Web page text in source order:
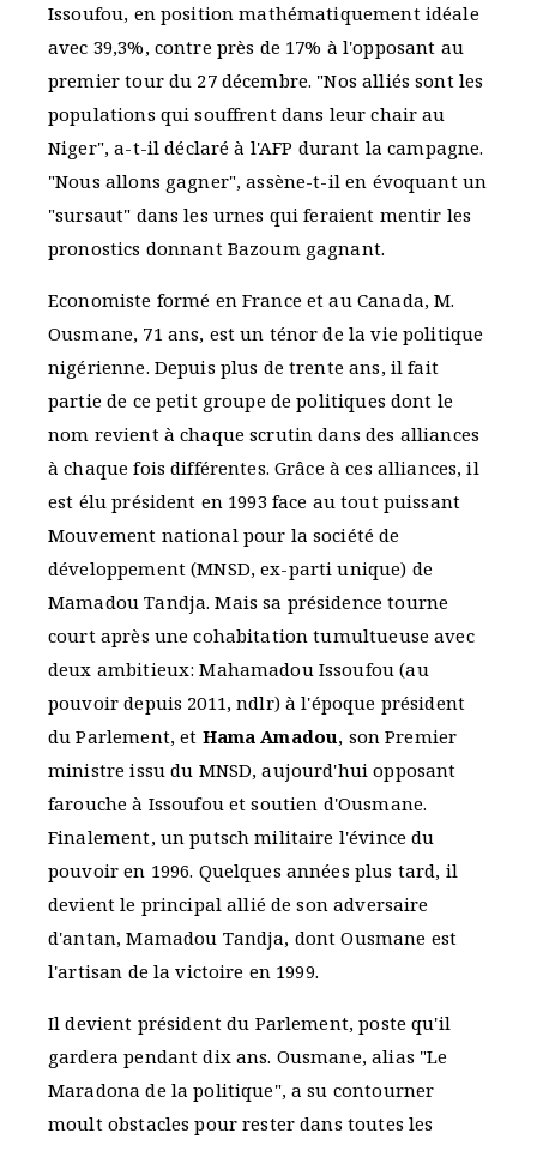
Issoufou, en position mathématiquement idéale
avec 39,3%, contre près de 17% à l'opposant au
premier tour du 27 décembre. "Nos alliés sont les
populations qui souffrent dans leur chair au
Niger", a-t-il déclaré à l'AFP durant la campagne.
"Nous allons gagner", assène-t-il en évoquant un
"sursaut" dans les urnes qui feraient mentir les
pronostics donnant Bazoum gagnant.
Economiste formé en France et au Canada, M.
Ousmane, 71 ans, est un ténor de la vie politique
nigérienne. Depuis plus de trente ans, il fait
partie de ce petit groupe de politiques dont le
nom revient à chaque scrutin dans des alliances
à chaque fois différentes. Grâce à ces alliances, il
est élu président en 1993 face au tout puissant
Mouvement national pour la société de
développement (MNSD, ex-parti unique) de
Mamadou Tandja. Mais sa présidence tourne
court après une cohabitation tumultueuse avec
deux ambitieux: Mahamadou Issoufou (au
pouvoir depuis 2011, ndlr) à l'époque président
du Parlement, et Hama Amadou, son Premier
ministre issu du MNSD, aujourd'hui opposant
farouche à Issoufou et soutien d'Ousmane.
Finalement, un putsch militaire l'évince du
pouvoir en 1996. Quelques années plus tard, il
devient le principal allié de son adversaire
d'antan, Mamadou Tandja, dont Ousmane est
l'artisan de la victoire en 1999.
Il devient président du Parlement, poste qu'il
gardera pendant dix ans. Ousmane, alias "Le
Maradona de la politique", a su contourner
moult obstacles pour rester dans toutes les